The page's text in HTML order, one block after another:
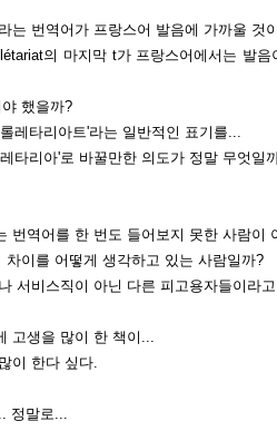
는 번역어가 프랑스어 발음에 가까울 것
의 마지막 t가 프랑스어에서는 발
했을까?
레타리아트'라는 일반적인 표기를...
타리아'로 바꿀만한 의도가 정말 무엇일
번역어를 한 번도 들어보지 못한 사람이
차이를 어떻게 생각하고 있는 사람일까?
서비스직이 아닌 다른 피고용자들이라
고생을 많이 한 책이...
이 한다 싶다.
정말로...